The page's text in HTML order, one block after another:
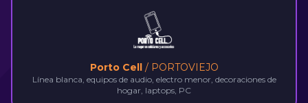
Porto Cell / PORTOVIEJO
Línea blanca, equipos de audio, electro menor, decoraciones de
hogar, laptops, PC